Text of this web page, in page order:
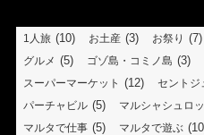
1人旅 (10) お土産 (3) お祭り (7)
グルメ (5) ゴゾ島・コミノ島 (3)
スーパーマーケット (12) セントジ
パーチャビル (5) マルシャシュロ
マルタで仕事 (5) マルタで遊ぶ